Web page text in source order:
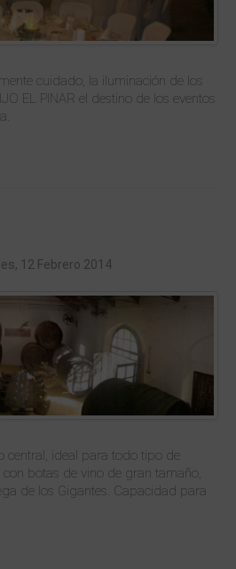
cuidado, la iluminación de los
EL PINAR el destino de los eventos
12 Febrero 2014
central, ideal para todo tipo de
botas de vino de gran tamaño,
de los Gigantes. Capacidad para